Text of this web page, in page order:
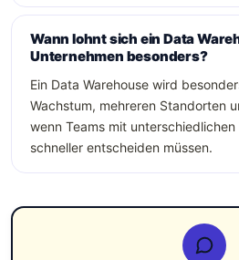
Wann lohnt sich ein Data
Unternehmen besonders?
Ein Data Warehouse wird
Wachstum, mehreren Standorten
wenn Teams mit
schneller entscheiden müssen.